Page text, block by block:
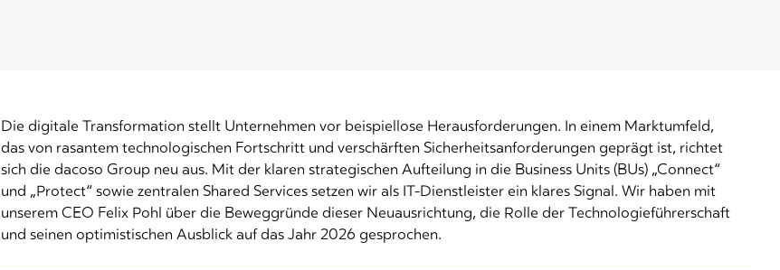
Die digitale Transformation stellt Unternehmen vor beispiellose Herausforderungen. In einem Marktumfeld,
das von rasantem technologischen Fortschritt und verschärften Sicherheitsanforderungen geprägt ist, richtet
sich die dacoso Group neu aus. Mit der klaren strategischen Aufteilung in die Business Units (BUs) „Connect“
und „Protect“ sowie zentralen Shared Services setzen wir als IT-Dienstleister ein klares Signal. Wir haben mit
unserem CEO Felix Pohl über die Beweggründe dieser Neuausrichtung, die Rolle der Technologieführerschaft
und seinen optimistischen Ausblick auf das Jahr 2026 gesprochen.